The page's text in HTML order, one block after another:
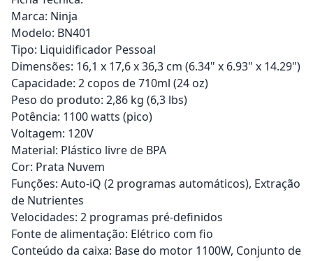
Marca: Ninja
Modelo: BN401
Tipo: Liquidificador Pessoal
Dimensões: 16,1 x 17,6 x 36,3 cm (6.34" x 6.93" x 14.29")
Capacidade: 2 copos de 710ml (24 oz)
Peso do produto: 2,86 kg (6,3 lbs)
Potência: 1100 watts (pico)
Voltagem: 120V
Material: Plástico livre de BPA
Cor: Prata Nuvem
Funções: Auto-iQ (2 programas automáticos), Extração
de Nutrientes
Velocidades: 2 programas pré-definidos
Fonte de alimentação: Elétrico com fio
Conteúdo da caixa: Base do motor 1100W, Conjunto de